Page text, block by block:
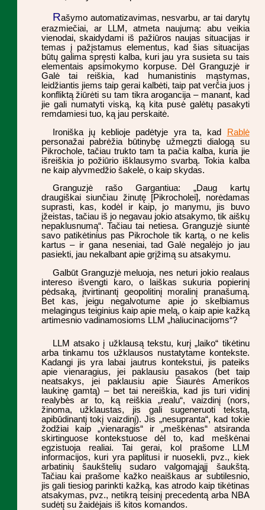
Rašymo automatizavimas, nesvarbu, ar tai darytų
erazmiečiai, ar LLM, atmeta naujumą: abu veikia
vienodai, skaidydami iš pažiūros naujas situacijas ir
temas į pažįstamus elementus, kad šias situacijas
būtų galima spręsti kalba, kuri jau yra susieta su tais
elementais apsimokymo korpuse. Dėl Granguzjė ir
Galė tai reiškia, kad humanistinis mąstymas,
leidžiantis jiems taip gerai kalbėti, taip pat verčia juos į
konfliktą žiūrėti su tam tikra arogancija – manant, kad
jie gali numatyti viską, ką kita pusė galėtų pasakyti
remdamiesi tuo, ką jau perskaitė.
Ironiška jų keblioje padėtyje yra ta, kad
Rablė
personažai pabrėžia būtinybę užmegzti dialogą su
Pikrochole, tačiau trukto tam ta pačia kalba, kuria jie
išreiškia jo požiūrio išklausymo svarbą. Tokia kalba
ne kaip alyvmedžio šakelė, o kaip skydas.
Granguzjė rašo Gargantiua: „Daug kartų
draugiškai siunčiau žinutę [Pikrocholei], norėdamas
suprasti, kas, kodėl ir kaip, jo manymu, jis buvo
įžeistas, tačiau iš jo negavau jokio atsakymo, tik aiškų
nepaklusnumą“. Tačiau tai netiesa. Granguzjė siuntė
savo patikėtinius pas Pikrochole tik kartą, o ne kelis
kartus – ir gana neseniai, tad Galė negalėjo jo jau
pasiekti, jau nekalbant apie grįžimą su atsakymu.
Galbūt Granguzjė meluoja, nes neturi jokio realaus
intereso išvengti karo, o laiškas sukuria popierinį
pėdsaką, įtvirtinantį geopolitinį moralinį pranašumą.
Bet kas, jeigu negalvotume apie jo skelbiamus
melagingus teiginius kaip apie melą, o kaip apie kažką
artimesnio vadinamosioms LLM „haliucinacijoms“?
LLM atsako į užklausą tekstu, kurį „laiko“ tikėtinu
arba tinkamu tos užklausos nustatytame kontekste.
Kadangi jis yra labai jautrus kontekstui, jis pateiks
apie vienaragius, jei paklausiu pasakos (bet taip
neatsakys, jei paklausiu apie Šiaurės Amerikos
laukinę gamtą) – bet tai nereiškia, kad jis turi vidinį
realybės ar to, ką reiškia „realu“, vaizdinį (nors,
žinoma, užklaustas, jis gali sugeneruoti tekstą,
apibūdinantį tokį vaizdinį). Jis „nesupranta“, kad tokie
žodžiai kaip „vienaragis“ ir „meškėnas“ atsiranda
skirtinguose kontekstuose dėl to, kad meškėnai
egzistuoja realiai. Tai gerai, kol prašome LLM
informacijos, kuri yra paplitusi ir nuosekli, pvz., kiek
arbatinių šaukštelių sudaro valgomąjąjį šaukštą.
Tačiau kai prašome kažko neaiškaus ar subtilesnio,
jis gali tiesiog parinkti kažką, kas atrodo kaip tikėtinas
atsakymas, pvz., netikrą teisinį precedentą arba NBA
sudėtį su žaidėjais iš kitos komandos.